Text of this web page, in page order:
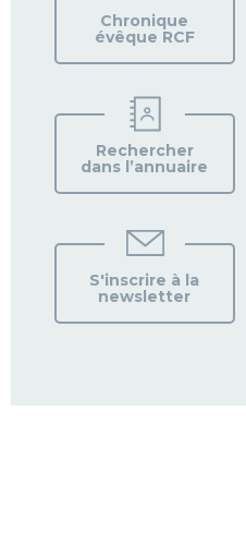
Chronique
évêque RCF
Rechercher
dans l’annuaire
S'inscrire à la
newsletter